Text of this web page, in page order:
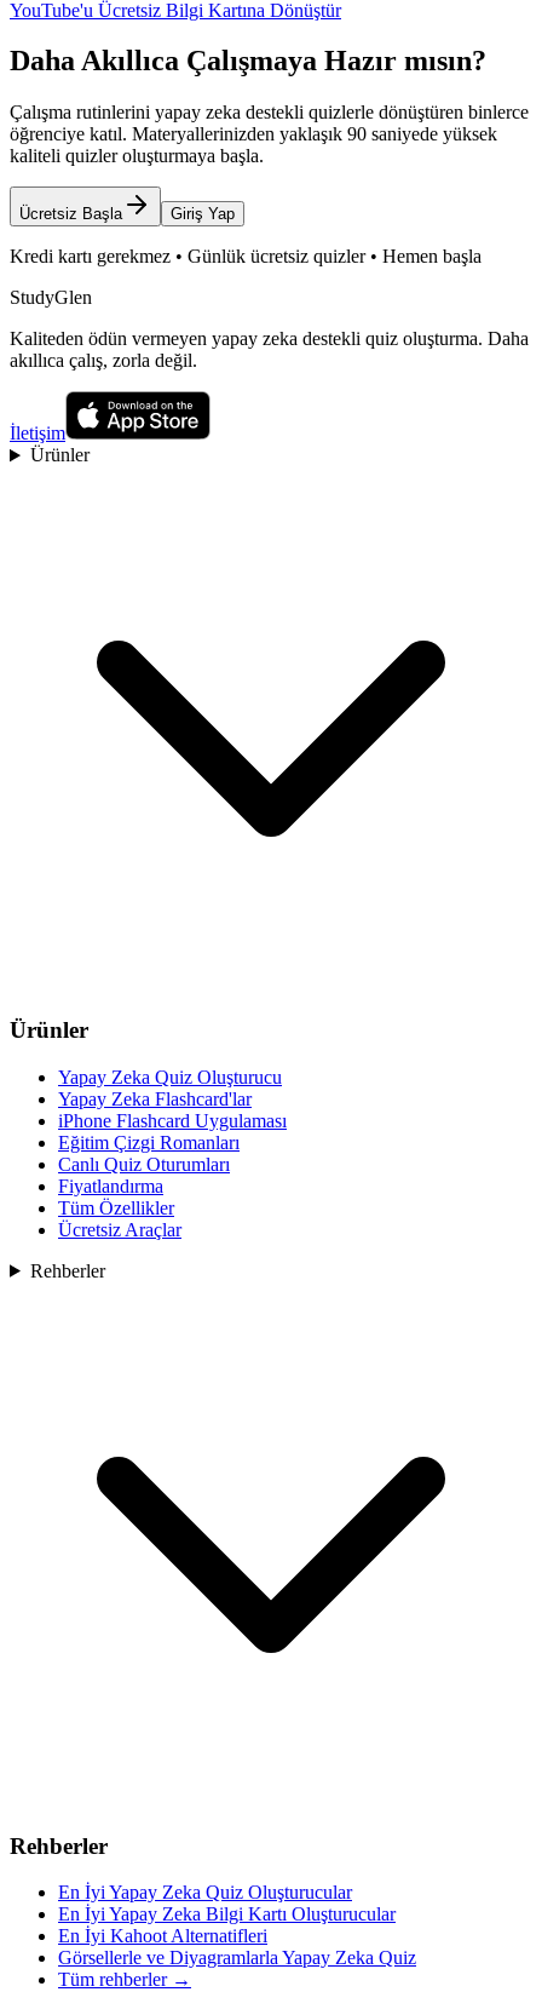
YouTube'u Ücretsiz Bilgi Kartına Dönüştür
Daha Akıllıca Çalışmaya Hazır mısın?
Çalışma rutinlerini yapay zeka destekli quizlerle dönüştüren binlerce
öğrenciye katıl. Materyallerinizden yaklaşık 90 saniyede yüksek
kaliteli quizler oluşturmaya başla.
Ücretsiz Başla Giriş Yap
Kredi kartı gerekmez • Günlük ücretsiz quizler • Hemen başla
StudyGlen
Kaliteden ödün vermeyen yapay zeka destekli quiz oluşturma. Daha
akıllıca çalış, zorla değil.
İletişim
Ürünler
Ürünler
Yapay Zeka Quiz Oluşturucu
Yapay Zeka Flashcard'lar
iPhone Flashcard Uygulaması
Eğitim Çizgi Romanları
Canlı Quiz Oturumları
Fiyatlandırma
Tüm Özellikler
Ücretsiz Araçlar
Rehberler
Rehberler
En İyi Yapay Zeka Quiz Oluşturucular
En İyi Yapay Zeka Bilgi Kartı Oluşturucular
En İyi Kahoot Alternatifleri
Görsellerle ve Diyagramlarla Yapay Zeka Quiz
Tüm rehberler→